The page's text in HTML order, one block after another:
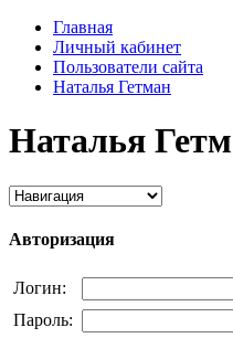
Главная
Личный кабинет
Пользователи сайта
Наталья Гетман
Наталья
Авторизация
Логин:
Пароль: